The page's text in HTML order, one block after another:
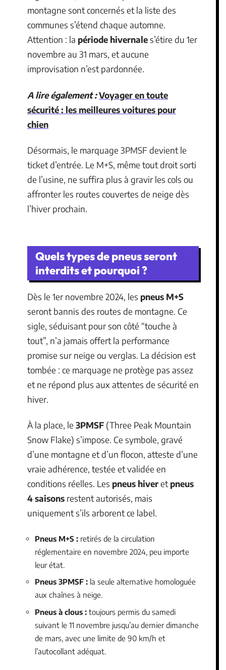
montagne sont concernés et la liste des
communes s’étend chaque automne.
Attention : la période hivernales’étire du 1er
novembre au 31 mars, et aucune
improvisation n’est pardonnée.
A lire également :Voyager en toute
sécurité : les meilleures voitures pour
chien
Désormais, le marquage 3PMSF devient le
ticket d’entrée. Le M+S, même tout droit sorti
de l’usine, ne suffira plus à gravir les cols ou
affronter les routes couvertes de neige dès
l’hiver prochain.
Quels types de pneus seront
interdits et pourquoi ?
Dès le 1er novembre 2024, les pneus M+S
seront bannis des routes de montagne. Ce
sigle, séduisant pour son côté “touche à
tout”, n’a jamais offert la performance
promise sur neige ou verglas. La décision est
tombée : ce marquage ne protège pas assez
et ne répond plus aux attentes de sécurité en
hiver.
À la place, le 3PMSF (Three Peak Mountain
Snow Flake) s’impose. Ce symbole, gravé
d’une montagne et d’un flocon, atteste d’une
vraie adhérence, testée et validée en
conditions réelles. Les pneus hiveret pneus
4 saisons restent autorisés, mais
uniquement s’ils arborent ce label.
Pneus M+S : retirés de la circulation
réglementaire en novembre 2024, peu importe
leur état.
Pneus 3PMSF : la seule alternative homologuée
aux chaînes à neige.
Pneus à clous : toujours permis du samedi
suivant le 11 novembre jusqu’au dernier dimanche
de mars, avec une limite de 90 km/h et
l’autocollant adéquat.